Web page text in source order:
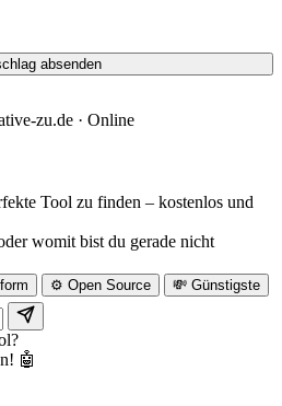
absenden
zu.de · Online
Tool zu finden – kostenlos und
womit bist du gerade nicht
⚙️ Open Source 💸 Günstigste
🤖